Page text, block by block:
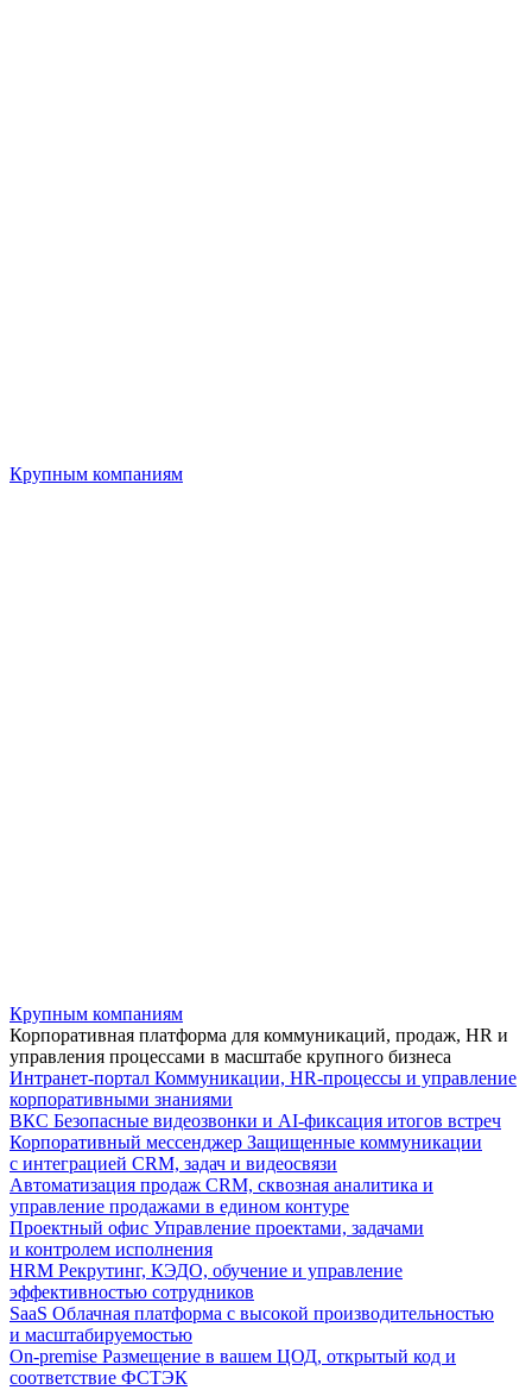
Крупным компаниям
Крупным компаниям
Корпоративная платформа для коммуникаций, продаж, HR и
управления процессами в масштабе крупного бизнеса
Интранет-портал Коммуникации, HR-процессы и управление
корпоративными знаниями
ВКС Безопасные видеозвонки и AI-фиксация итогов встреч
Корпоративный мессенджер Защищенные коммуникации
с интеграцией CRM, задач и видеосвязи
Автоматизация продаж CRM, сквозная аналитика и
управление продажами в едином контуре
Проектный офис Управление проектами, задачами
и контролем исполнения
HRM Рекрутинг, КЭДО, обучение и управление
эффективностью сотрудников
SaaS Облачная платформа с высокой производительностью
и масштабируемостью
On-premise Размещение в вашем ЦОД, открытый код и
соответствие ФСТЭК